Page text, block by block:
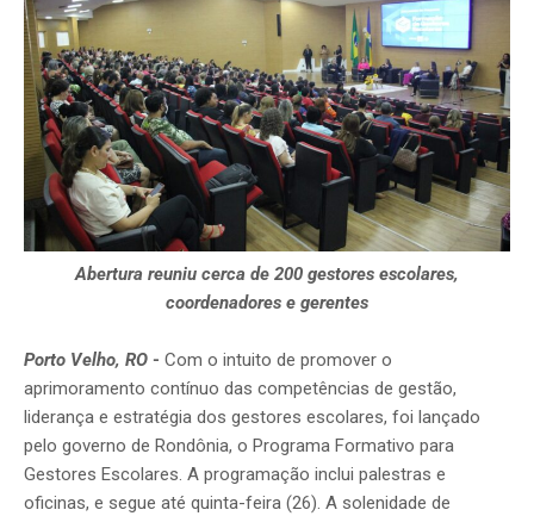
Abertura reuniu cerca de 200 gestores escolares,
coordenadores e gerentes
Porto Velho, RO - Com o intuito de promover o
aprimoramento contínuo das competências de gestão,
liderança e estratégia dos gestores escolares, foi lançado
pelo governo de Rondônia, o Programa Formativo para
Gestores Escolares. A programação inclui palestras e
oficinas, e segue até quinta-feira (26). A solenidade de